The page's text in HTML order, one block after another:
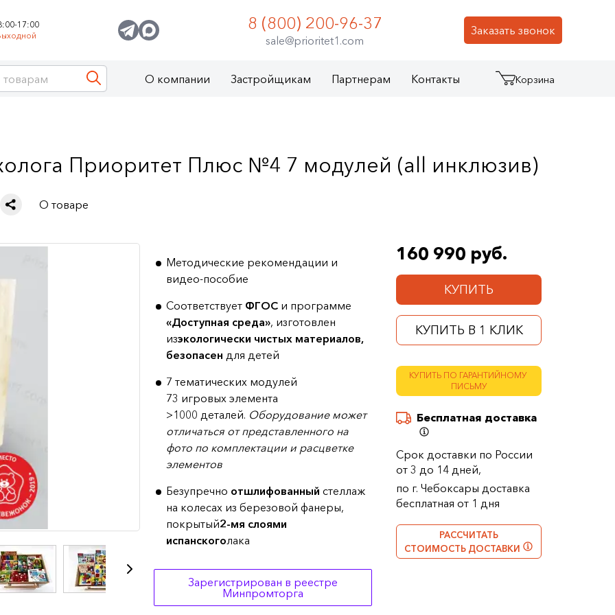
17:00
Заказать звонок
8 (800) 200-96-37
sale@prioritet1.com
О компании Застройщикам Партнерам Контакты Корзина
Приоритет Плюс №4 7 модулей (all инклюзив)
О товаре
160 990 руб.
КУПИТЬ
КУПИТЬ В 1 КЛИК
КУПИТЬ ПО ГАРАНТИЙНОМУ
ПИСЬМУ
Бесплатная доставка
Срок доставки по России
от 3 до 14 дней,
по г. Чебоксары доставка
бесплатная от 1 дня
РАССЧИТАТЬ
СТОИМОСТЬ ДОСТАВКИ
Методические рекомендации и
видео-пособие
Соответствует ФГОС и программе
«Доступная среда», изготовлен
изэкологически чистых материалов,
безопасен для детей
7 тематических модулей
73 игровых элемента
>1000 деталей. Оборудование может
отличаться от представленного на
фото по комплектации и расцветке
элементов
Безупречно отшлифованный стеллаж
на колесах из березовой фанеры,
покрытый2-мя слоями
испанскоголака
Зарегистрирован в реестре
Минпромторга